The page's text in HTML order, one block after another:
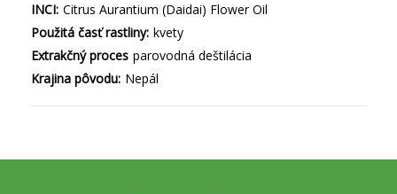
INCI: Citrus Aurantium (Daidai) Flower Oil
Použitá časť rastliny: kvety
Extrakčný proces parovodná deštilácia
Krajina pôvodu: Nepál